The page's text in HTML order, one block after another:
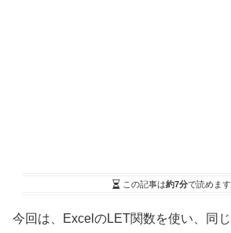
この記事は約7分で読めます
今回は、ExcelのLET関数を使い、同